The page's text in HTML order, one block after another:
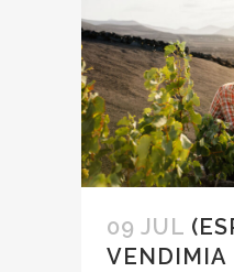
09 JUL
VENDIMIA